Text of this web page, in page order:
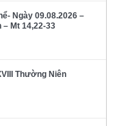
Ngày 09.08.2026 –
– Mt 14,22-33
Thường Niên